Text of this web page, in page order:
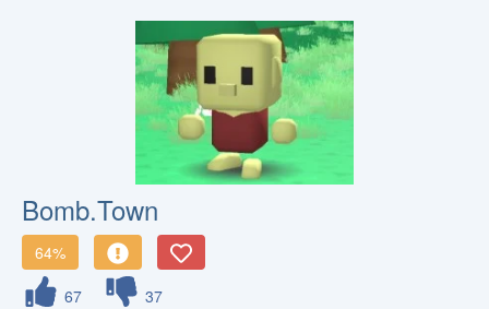
Bomb.Town
64%
67
37